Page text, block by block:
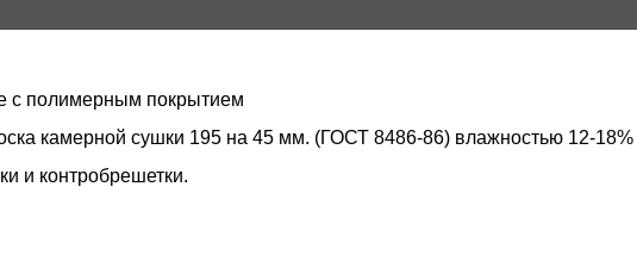
с полимерным покрытием
камерной сушки 195 на 45 мм. (ГОСТ 8486-86) влажностью 12-18%
и контробрешетки.